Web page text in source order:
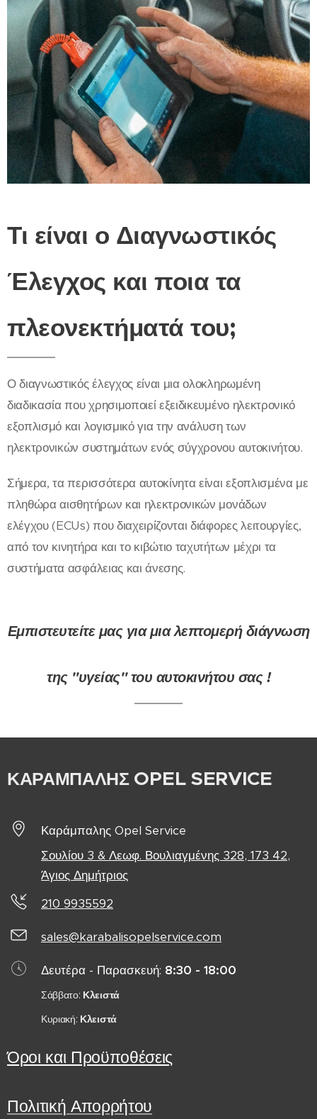
Τι είναι ο Διαγνωστικός
Έλεγχος και ποια τα
πλεονεκτήματά του;
Ο διαγνωστικός έλεγχος είναι μια ολοκληρωμένη
διαδικασία που χρησιμοποιεί εξειδικευμένο ηλεκτρονικό
εξοπλισμό και λογισμικό για την ανάλυση των
ηλεκτρονικών συστημάτων ενός σύγχρονου αυτοκινήτου.
Σήμερα, τα περισσότερα αυτοκίνητα είναι εξοπλισμένα με
πληθώρα αισθητήρων και ηλεκτρονικών μονάδων
ελέγχου (ECUs) που διαχειρίζονται διάφορες λειτουργίες,
από τον κινητήρα και το κιβώτιο ταχυτήτων μέχρι τα
συστήματα ασφάλειας και άνεσης.
Εμπιστευτείτε μας για μια λεπτομερή διάγνωση
της "υγείας" του αυτοκινήτου σας !
ΚΑΡΑΜΠΑΛΗΣ OPEL SERVICE
Καράμπαλης Opel Service
Σουλίου 3 & Λεωφ. Βουλιαγμένης 328, 173 42,
Άγιος Δημήτριος
210 9935592
sales@karabalisopelservice.com
Δευτέρα - Παρασκευή: 8:30 - 18:00
Σάββατο: Κλειστά
Κυριακή: Κλειστά
Όροι και Προϋποθέσεις
Πολιτική Απορρήτου